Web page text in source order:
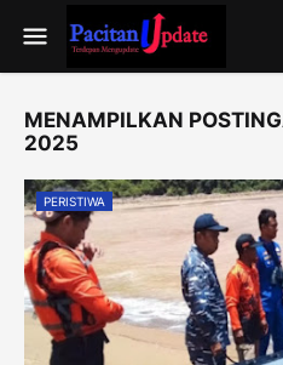
MENAMPILKAN
2025
PERISTIWA